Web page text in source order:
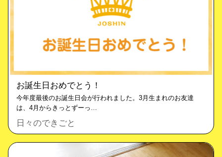
お誕生日おめでとう！
今年度最後のお誕生日会が行われました。3月生まれのお友達
は、4月からきっとずーっ…
日々のできごと